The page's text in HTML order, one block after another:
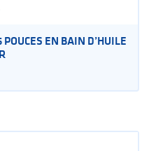
EN BAIN D’HUILE